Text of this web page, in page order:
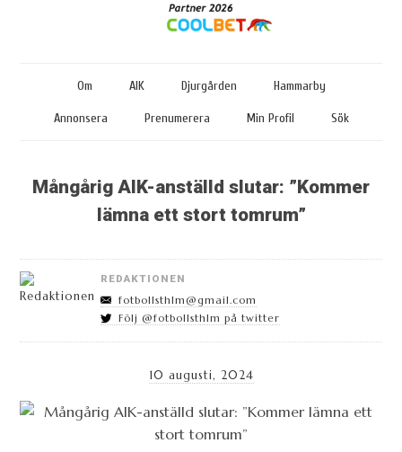
Om AIK Djurgården Hammarby
Annonsera Prenumerera Min Profil Sök
Mångårig AIK-anställd slutar: ”Kommer
lämna ett stort tomrum”
REDAKTIONEN
fotbollsthlm@gmail.com
Följ @fotbollsthlm på twitter
10 augusti, 2024